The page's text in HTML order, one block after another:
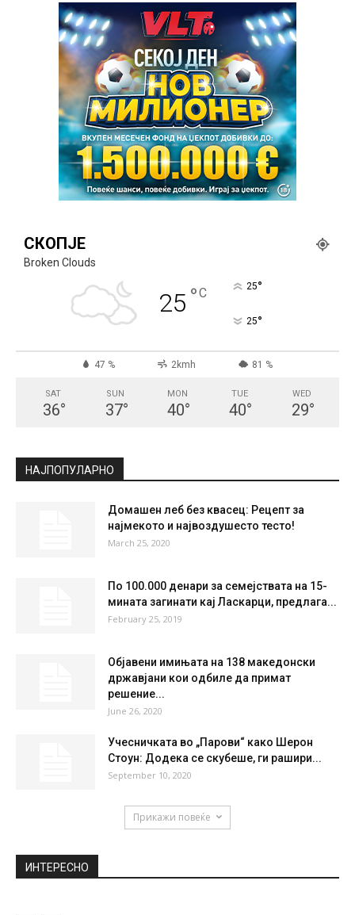
СКОПЈЕ
Broken Clouds
25 °C 25°
25°
47 % 2kmh 81 %
SAT
36°
SUN
37°
MON
40°
TUE
40°
WED
29°
НАЈПОПУЛАРНО
Домашен леб без квасец: Рецепт за
најмекото и највоздушесто тесто!
March 25, 2020
По 100.000 денари за семејствата на 15-
мината загинати кај Ласкарци, предлага...
February 25, 2019
Објавени имињата на 138 македонски
државјани кои одбиле да примат
решение...
June 26, 2020
Учесничката во „Парови“ како Шерон
Стоун: Додека се скубеше, ги рашири...
September 10, 2020
Прикажи повеќе
ИНТЕРЕСНО